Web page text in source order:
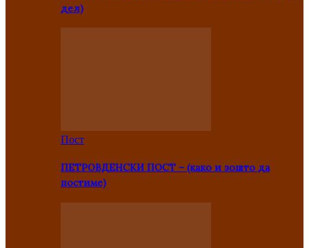
дел)
Пост
ПЕТРОВДЕНСКИ ПОСТ – (како и зошто да
постиме)